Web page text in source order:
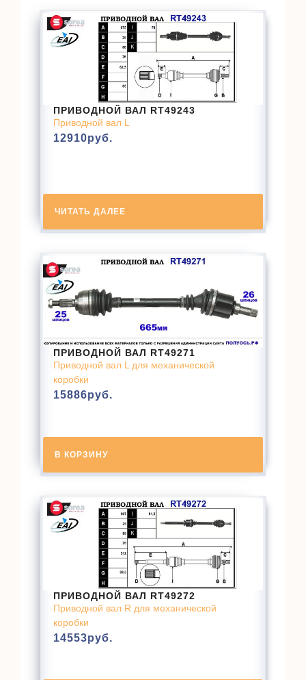
ПРИВОДНОЙ ВАЛ RT49243
Приводной вал L
12910руб.
ЧИТАТЬ ДАЛЕЕ
ПРИВОДНОЙ ВАЛ RT49271
Приводной вал L для механической
коробки
15886руб.
В КОРЗИНУ
ПРИВОДНОЙ ВАЛ RT49272
Приводной вал R для механической
коробки
14553руб.